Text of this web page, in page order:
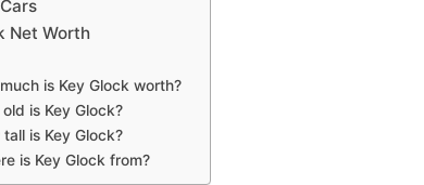
Net Worth
is Key Glock worth?
old is Key Glock?
tall is Key Glock?
is Key Glock from?